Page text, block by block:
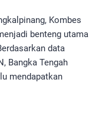
Kombes
benteng utama
data
Bangka Tengah
mendapatkan